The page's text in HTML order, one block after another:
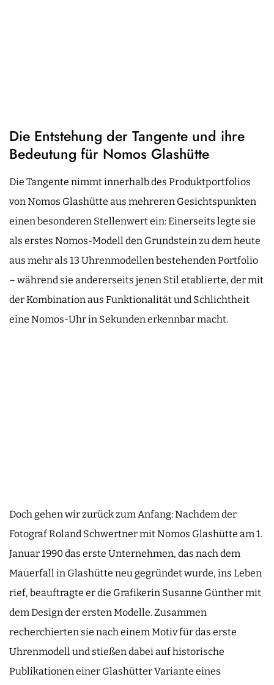
Die Entstehung der Tangente und ihre
Bedeutung für Nomos Glashütte
Die Tangente nimmt innerhalb des Produktportfolios
von Nomos Glashütte aus mehreren Gesichtspunkten
einen besonderen Stellenwert ein: Einerseits legte sie
als erstes Nomos-Modell den Grundstein zu dem heute
aus mehr als 13 Uhrenmodellen bestehenden Portfolio
– während sie andererseits jenen Stil etablierte, der mit
der Kombination aus Funktionalität und Schlichtheit
eine Nomos-Uhr in Sekunden erkennbar macht.
Doch gehen wir zurück zum Anfang: Nachdem der
Fotograf Roland Schwertner mit Nomos Glashütte am 1.
Januar 1990 das erste Unternehmen, das nach dem
Mauerfall in Glashütte neu gegründet wurde, ins Leben
rief, beauftragte er die Grafikerin Susanne Günther mit
dem Design der ersten Modelle. Zusammen
recherchierten sie nach einem Motiv für das erste
Uhrenmodell und stießen dabei auf historische
Publikationen einer Glashütter Variante eines